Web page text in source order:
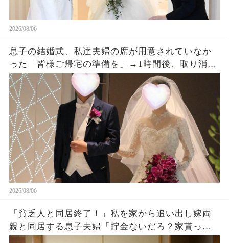
2026/08/06
息子の結婚式、私達夫婦の席が用意されていなか
った「皆様ご帰宅の準備を」→1時間後、取り消し
になった結婚式に息子夫婦は半狂乱になった
2026/08/06
「貧乏人と同居終了！」私を家から追い出し嫁両
親と同居する息子夫婦「貯金ないだろ？家貰った
ら用済みでーすw」1週間後、息子から100件鬼電